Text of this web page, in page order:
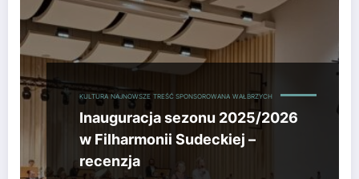
KULTURA NAJNOWSZE TREŚĆ SPONSOROWANA WAŁBRZYCH
Inauguracja sezonu 2025/2026
w Filharmonii Sudeckiej –
recenzja